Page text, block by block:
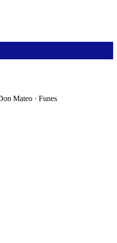
Mateo · Funes